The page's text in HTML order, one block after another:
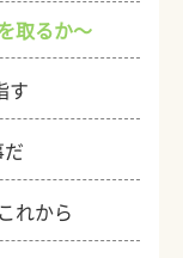
取るか～
す
れから